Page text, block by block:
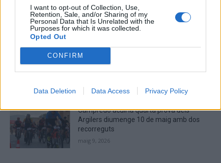
I want to opt-out of Collection, Use,
Retention, Sale, and/or Sharing of my
Personal Data that Is Unrelated with the
Purposes for which it was collected.
Opted Out
CONFIRM
Data Deletion Data Access Privacy Policy
CAPTCHA
ÚLTIMES NOTÍCIES
La Cursa de l’Aldea segona d’etiqueta d’or
de la Running Sèries Terres de l’Ebre
maig 9, 2026
Campredó acull la quarta prova dels
Argilers diumenge 10 de maig amb dos
recorreguts
maig 9, 2026